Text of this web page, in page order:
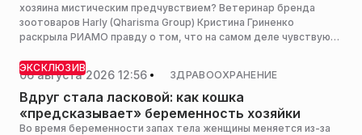
хозяина мистическим предчувствием? Ветеринар бренда
зоотоваров Harly (Qharisma Group) Кристина Гриненко
раскрыла РИАМО правду о том, что на самом деле чувствуют
не «пророчеством», а их высокой чувствительностью к
изменениям в состоянии хозяина.
ЭКСКЛЮЗИВ
06 августа 2026 12:56 ЗДРАВООХРАНЕНИЕ
Вдруг стала ласковой: как кошка
«предсказывает» беременность хозяйки
Во время беременности запах тела женщины меняется из-за